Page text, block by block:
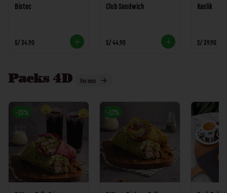
Bistec
S/ 34.90
Club Sandwich
S/ 44.90
Kaslik
S/ 39.90
Packs 4D Ver más
-23% -17%